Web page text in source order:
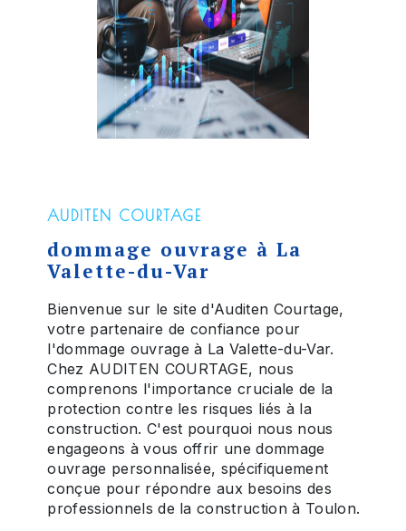
AUDITEN COURTAGE
dommage ouvrage à La
Valette-du-Var
Bienvenue sur le site d'Auditen Courtage,
votre partenaire de confiance pour
l'dommage ouvrage à La Valette-du-Var.
Chez AUDITEN COURTAGE, nous
comprenons l'importance cruciale de la
protection contre les risques liés à la
construction. C'est pourquoi nous nous
engageons à vous offrir une dommage
ouvrage personnalisée, spécifiquement
conçue pour répondre aux besoins des
professionnels de la construction à Toulon.